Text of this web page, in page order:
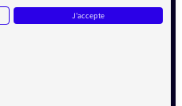
J'accepte